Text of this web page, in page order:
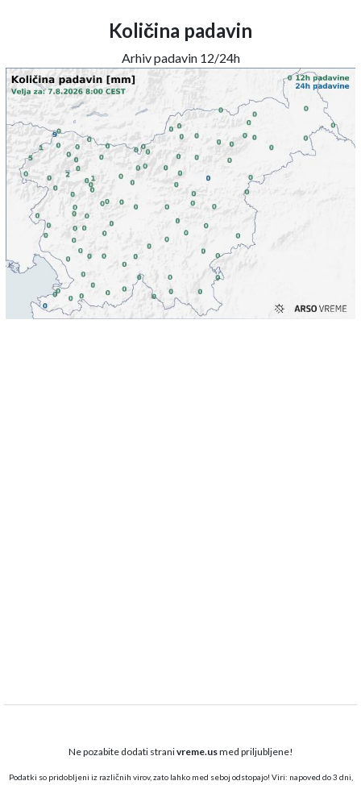
Količina padavin
Arhiv padavin 12/24h
Ne pozabite dodati stranivreme.usmed priljubljene!
Podatki so pridobljeni iz različnih virov, zato lahko med seboj odstopajo! Viri: napoved do 3 dni,